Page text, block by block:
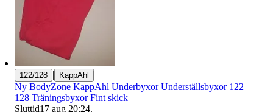
122/128 | KappAhl
Ny BodyZone KappAhl Underbyxor Underställsbyxor 122
128 Träningsbyxor Fint skick
Sluttid17 aug 20:24.